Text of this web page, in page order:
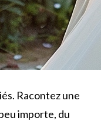
Racontez une
importe, du